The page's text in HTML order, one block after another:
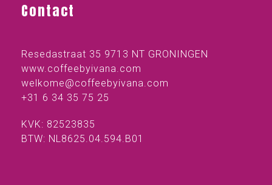
Contact
Resedastraat 35 9713 NT GRONINGEN
www.coffeebyivana.com
welkome@coffeebyivana.com
+31 6 34 35 75 25
KVK: 82523835
BTW: NL8625.04.594.B01